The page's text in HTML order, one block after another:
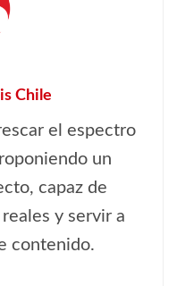
Chile
el espectro
un
capaz de
y servir a
contenido.